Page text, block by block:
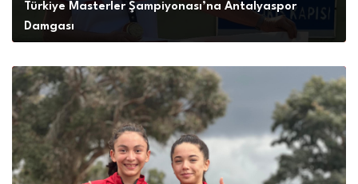
Türkiye Masterler Şampiyonası’na Antalyaspor
Damgası